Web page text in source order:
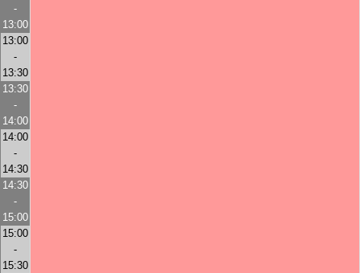
-
13:00
13:00
-
13:30
13:30
-
14:00
14:00
-
14:30
14:30
-
15:00
15:00
-
15:30